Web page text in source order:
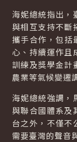
海妮總統指出，
與相互支持不斷
攜手合作，包括
心、持續運作且
訓練及獎學金計
農業等氣候變遷
海妮總統強調，
與聯合國體系及
台之外，不僅不
需要臺灣的聲音